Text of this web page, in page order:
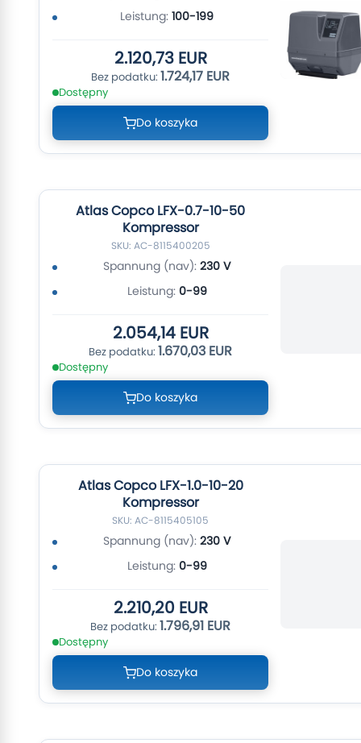
Leistung: 100-199
2.120,73 EUR
1.724,17 EUR
Dostępny
Do koszyka
Atlas Copco LFX-0.7-10-50
Kompressor
SKU: AC-8115400205
Spannung (nav): 230 V
Leistung: 0-99
2.054,14 EUR
1.670,03 EUR
Dostępny
Do koszyka
Atlas Copco LFX-1.0-10-20
Kompressor
SKU: AC-8115405105
Spannung (nav): 230 V
Leistung: 0-99
2.210,20 EUR
1.796,91 EUR
Dostępny
Do koszyka